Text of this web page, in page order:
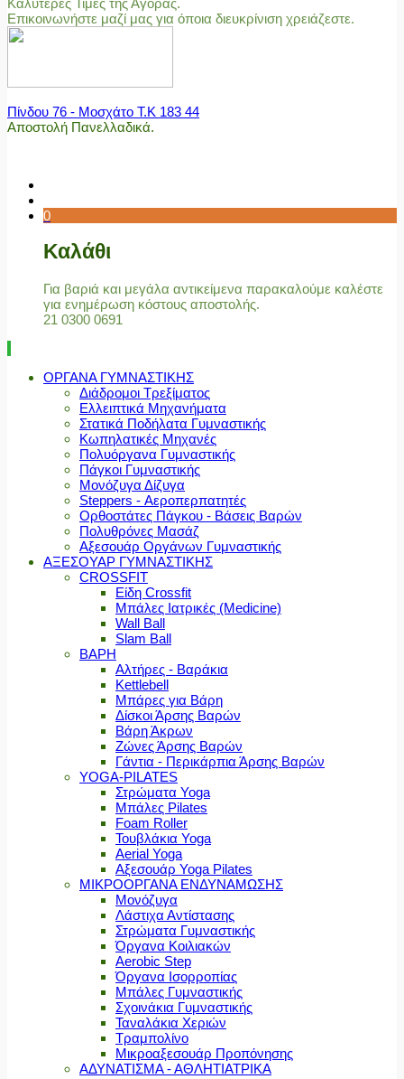
Καλύτερες Τιμές της Αγοράς.
Επικοινωνήστε μαζί μας για όποια διευκρίνιση χρειάζεστε.
Πίνδου 76 - Μοσχάτο Τ.Κ 183 44
Αποστολή Πανελλαδικά.
0
Καλάθι
Για βαριά και μεγάλα αντικείμενα παρακαλούμε καλέστε
για ενημέρωση κόστους αποστολής.
21 0300 0691
ΟΡΓΑΝΑ ΓΥΜΝΑΣΤΙΚΗΣ
Διάδρομοι Τρεξίματος
Ελλειπτικά Μηχανήματα
Στατικά Ποδήλατα Γυμναστικής
Κωπηλατικές Μηχανές
Πολυόργανα Γυμναστικής
Πάγκοι Γυμναστικής
Μονόζυγα Δίζυγα
Steppers - Αεροπερπατητές
Ορθοστάτες Πάγκου - Βάσεις Βαρών
Πολυθρόνες Μασάζ
Αξεσουάρ Οργάνων Γυμναστικής
ΑΞΕΣΟΥΑΡ ΓΥΜΝΑΣΤΙΚΗΣ
CROSSFIT
Είδη Crossfit
Μπάλες Ιατρικές (Medicine)
Wall Ball
Slam Ball
ΒΑΡΗ
Αλτήρες - Βαράκια
Kettlebell
Μπάρες για Βάρη
Δίσκοι Άρσης Βαρών
Βάρη Άκρων
Ζώνες Άρσης Βαρών
Γάντια - Περικάρπια Άρσης Βαρών
YOGA-PILATES
Στρώματα Yoga
Μπάλες Pilates
Foam Roller
Τουβλάκια Yoga
Aerial Yoga
Αξεσουάρ Yoga Pilates
ΜΙΚΡΟΟΡΓΑΝΑ ΕΝΔΥΝΑΜΩΣΗΣ
Μονόζυγα
Λάστιχα Αντίστασης
Στρώματα Γυμναστικής
Όργανα Κοιλιακών
Aerobic Step
Όργανα Ισορροπίας
Μπάλες Γυμναστικής
Σχοινάκια Γυμναστικής
Ταναλάκια Χεριών
Τραμπολίνο
Μικροαξεσουάρ Προπόνησης
ΑΔΥΝΑΤΙΣΜΑ - ΑΘΛΗΤΙΑΤΡΙΚΑ